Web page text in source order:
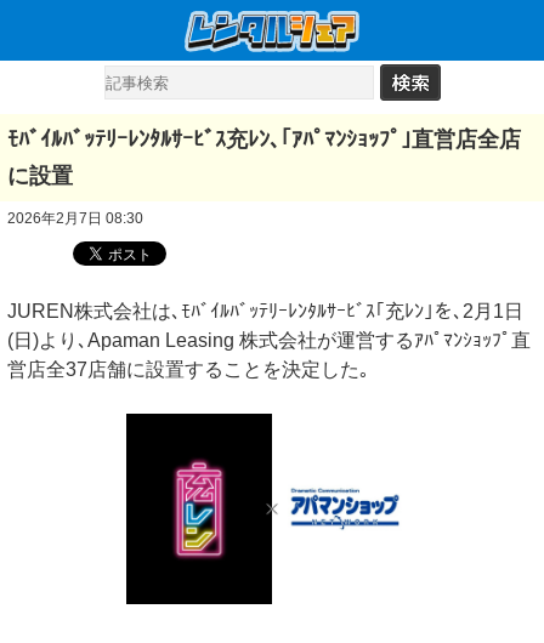
ﾓﾊﾞｲﾙﾊﾞｯﾃﾘｰﾚﾝﾀﾙｻｰﾋﾞｽ充ﾚﾝ､｢ｱﾊﾟﾏﾝｼｮｯﾌﾟ｣直営店全店
に設置
2026年2月7日 08:30
JUREN株式会社は､ﾓﾊﾞｲﾙﾊﾞｯﾃﾘｰﾚﾝﾀﾙｻｰﾋﾞｽ｢充ﾚﾝ｣を､2月1日
(日)より､Apaman Leasing 株式会社が運営するｱﾊﾟﾏﾝｼｮｯﾌﾟ直
営店全37店舗に設置することを決定した｡